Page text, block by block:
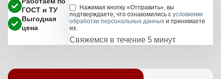
ГОСТ и ТУ
Выгодная
цена
Нажимая кнопку «Отправить», вы
подтверждаете, что ознакомились с условиями
обработки персональных данных и принимаете
их.
Свяжемся в течение 5 минут